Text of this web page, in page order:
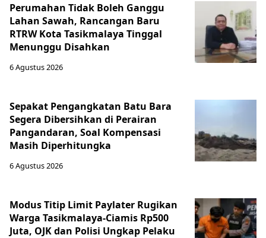
Perumahan Tidak Boleh Ganggu
Lahan Sawah, Rancangan Baru
RTRW Kota Tasikmalaya Tinggal
Menunggu Disahkan
6 Agustus 2026
Sepakat Pengangkatan Batu Bara
Segera Dibersihkan di Perairan
Pangandaran, Soal Kompensasi
Masih Diperhitungka
6 Agustus 2026
Modus Titip Limit Paylater Rugikan
Warga Tasikmalaya-Ciamis Rp500
Juta, OJK dan Polisi Ungkap Pelaku